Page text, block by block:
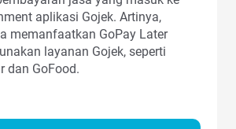
aplikasi Gojek. Artinya,
memanfaatkan GoPay Later
layanan Gojek, seperti
dan GoFood.